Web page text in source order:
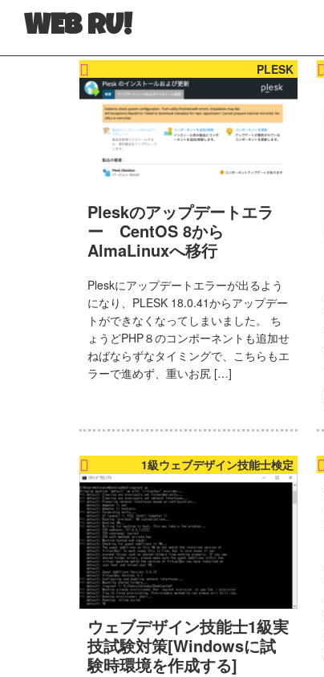
Skip
primary
Skip
main
WEB RU!
マ
PLESK
Pleskのアップデートエラ
ー CentOS 8から
AlmaLinuxへ移行
Pleskにアップデートエラーが出るよう
になり、PLESK 18.0.41からアップデー
トができなくなってしまいました。 ち
ょうどPHP８のコンポーネントも追加せ
ねばならずなタイミングで、こちらもエ
ラーで進めず、重いお尻 […]
1級ウェブデザイン技能士検定
ウェブデザイン技能士1級実
技試験対策[Windowsに試
験時環境を作成する]